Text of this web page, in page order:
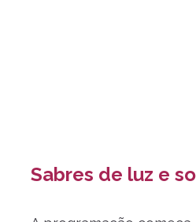
Sabres de luz e